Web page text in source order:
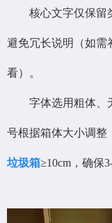
核心文字仅保留类
避免冗长说明（如需
看）。
字体选用粗体、无
号根据箱体大小调整
垃圾箱≥10cm，确保